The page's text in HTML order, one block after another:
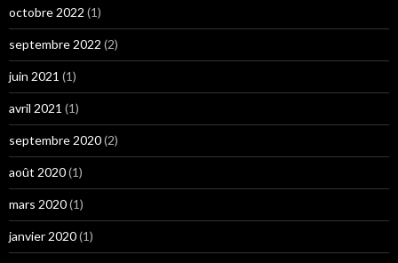
octobre 2022 (1)
septembre 2022 (2)
juin 2021 (1)
avril 2021 (1)
septembre 2020(2)
août 2020(1)
mars 2020(1)
janvier 2020(1)